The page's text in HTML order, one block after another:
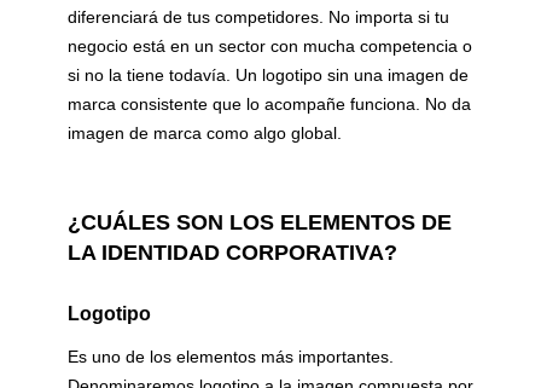
diferenciará de tus competidores. No importa si tu
negocio está en un sector con mucha competencia o
si no la tiene todavía. Un logotipo sin una imagen de
marca consistente que lo acompañe funciona. No da
imagen de marca como algo global.
¿CUÁLES SON LOS ELEMENTOS DE
LA IDENTIDAD CORPORATIVA?
Logotipo
Es uno de los elementos más importantes.